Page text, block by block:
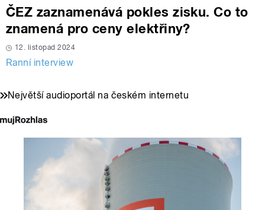
ČEZ zaznamenává pokles zisku. Co to
znamená pro ceny elektřiny?
12. listopad 2024
Ranní interview
Největší audioportál na českém internetu